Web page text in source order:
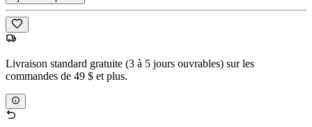
Livraison standard gratuite (3 à 5 jours ouvrables) sur les
commandes de 49 $ et plus.